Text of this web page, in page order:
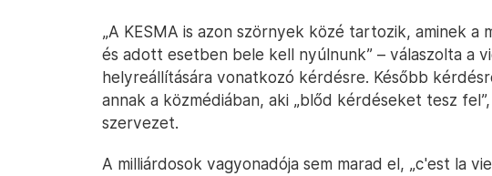
„A KESMA is azon szörnyek közé tartozik, aminek a
és adott esetben bele kell nyúlnunk” – válaszolta a
helyreállítására vonatkozó kérdésre. Később
annak a közmédiában, aki „blőd kérdéseket tesz
szervezet.
A milliárdosok vagyonadója sem marad el, „c'est la